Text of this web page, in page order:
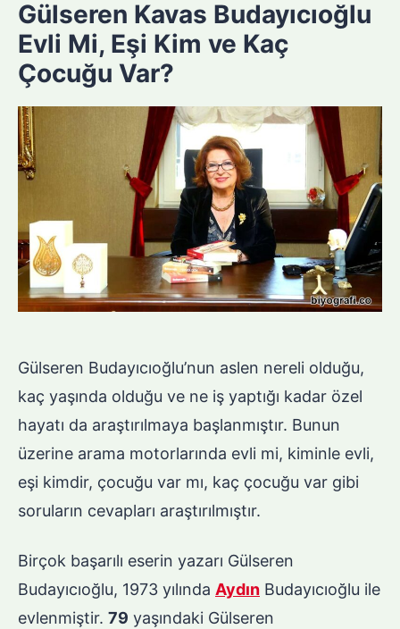
Gülseren Kavas Budayıcıoğlu
Evli Mi, Eşi Kim ve Kaç
Çocuğu Var?
Gülseren Budayıcıoğlu’nun aslen nereli olduğu,
kaç yaşında olduğu ve ne iş yaptığı kadar özel
hayatı da araştırılmaya başlanmıştır. Bunun
üzerine arama motorlarında evli mi, kiminle evli,
eşi kimdir, çocuğu var mı, kaç çocuğu var gibi
soruların cevapları araştırılmıştır.
Birçok başarılı eserin yazarı Gülseren
Budayıcıoğlu, 1973 yılında Aydın Budayıcıoğlu ile
evlenmiştir. 79 yaşındaki Gülseren